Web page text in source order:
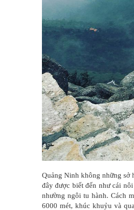
Quảng Ninh không những sở
đây được biết đến như cái
nhường ngôi tu hành. Cách
6000 mét, khúc khuỷu và